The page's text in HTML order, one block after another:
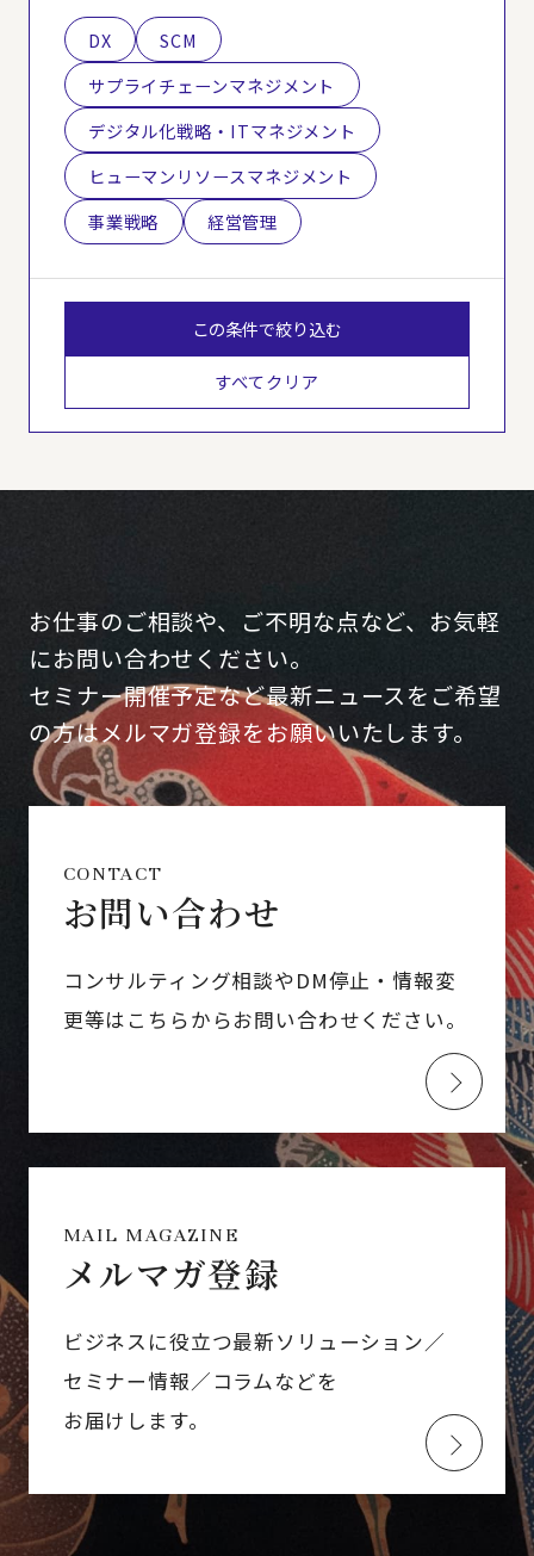
DX
SCM
サプライチェーンマネジメント
デジタル化戦略・ITマネジメント
ヒューマンリソースマネジメント
事業戦略
経営管理
すべてクリア
この条件で絞り込む
お仕事のご相談や、ご不明な点など、お気軽
にお問い合わせください。
セミナー開催予定など最新ニュースをご希望
の方はメルマガ登録をお願いいたします。
CONTACT
お問い合わせ
コンサルティング相談やDM停止・情報変
更等はこちらからお問い合わせください。
MAIL MAGAZINE
メルマガ登録
ビジネスに役立つ最新ソリューション／
セミナー情報／コラムなどを
お届けします。